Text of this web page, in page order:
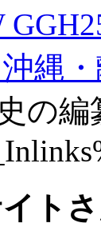
沖縄
の
ト